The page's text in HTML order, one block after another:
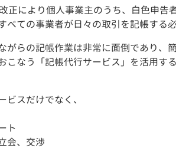
正により個人事業主のうち、白色申告
べての事業者が日々の取引を記帳する
がらの記帳作業は非常に面倒であり、
こなう「記帳代行サービス」を活用す
スだけでなく、
ト
会、交渉